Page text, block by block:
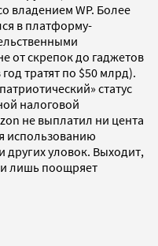
владением WP. Более
в платформу-
от скрепок до гаджетов
тратят по $50 млрд).
статус
налоговой
не выплатил ни цента
использованию
уловок. Выходит,
лишь поощряет